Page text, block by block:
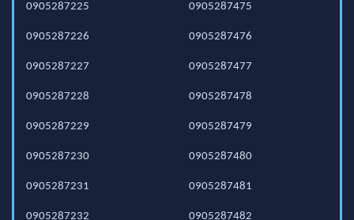
0905287225
0905287226
0905287227
0905287228
0905287229
0905287230
0905287231
0905287232
0905287475
0905287476
0905287477
0905287478
0905287479
0905287480
0905287481
0905287482